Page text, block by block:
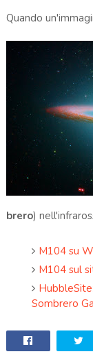
Quando
brero)
M104 su
M104 sul
Sombrero